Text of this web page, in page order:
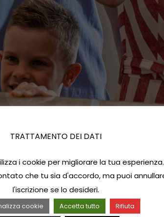
TRATTAMENTO DEI DATI
i cookie per migliorare la tua esperienza.
che tu sia d'accordo, ma puoi
l'iscrizione se lo desideri.
cookie Accetta tutto Rifiuta